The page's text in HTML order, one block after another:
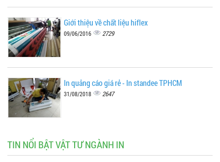
Giới thiệu về chất liệu hiflex
09/06/2016 2729
In quảng cáo giá rẻ - In standee TPHCM
31/08/2018 2647
TIN NỔI BẬT VẬT TƯ NGÀNH IN